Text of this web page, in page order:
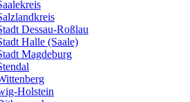
Dessau-Roßlau
Halle (Saale)
Magdeburg
Holstein